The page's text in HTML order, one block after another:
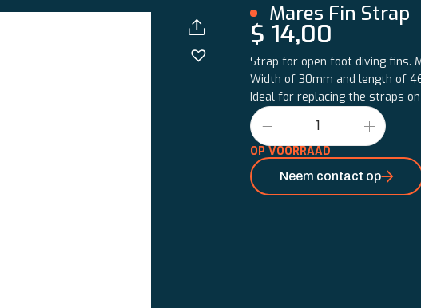
Mares Fin Strap
$ 14,00
Strap for open foot diving fins.
Width of 30mm and length of
Ideal for replacing the straps
OP VOORRAAD
Neem contact op